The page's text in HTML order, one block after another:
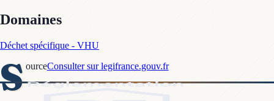
Domaines
Déchet spécifique - VHU
S ourceConsulter sur legifrance.gouv.fr